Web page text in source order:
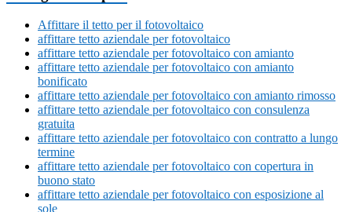
Affittare il tetto per il fotovoltaico
affittare tetto aziendale per fotovoltaico
affittare tetto aziendale per fotovoltaico con amianto
affittare tetto aziendale per fotovoltaico con amianto
bonificato
affittare tetto aziendale per fotovoltaico con amianto rimosso
affittare tetto aziendale per fotovoltaico con consulenza
gratuita
affittare tetto aziendale per fotovoltaico con contratto a lungo
termine
affittare tetto aziendale per fotovoltaico con copertura in
buono stato
affittare tetto aziendale per fotovoltaico con esposizione al
sole